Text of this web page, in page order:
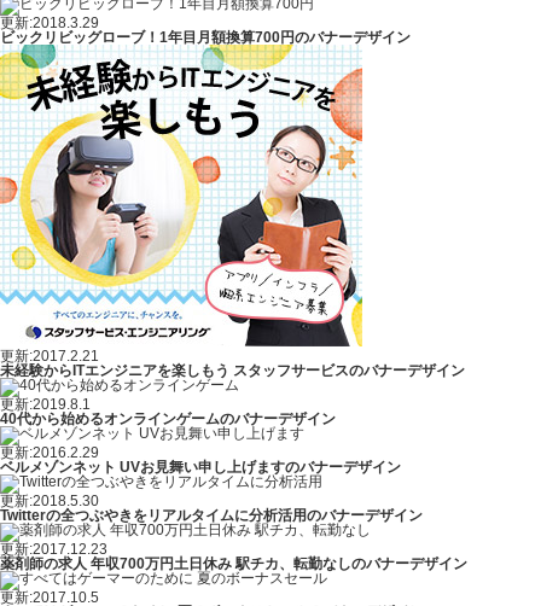
更新:2018.3.29
ビックリビッグローブ！1年目月額換算700円のバナーデザイン
更新:2017.2.21
未経験からITエンジニアを楽しもう スタッフサービスのバナーデザイン
更新:2019.8.1
40代から始めるオンラインゲームのバナーデザイン
更新:2016.2.29
ベルメゾンネット UVお見舞い申し上げますのバナーデザイン
更新:2018.5.30
Twitterの全つぶやきをリアルタイムに分析活用のバナーデザイン
更新:2017.12.23
薬剤師の求人 年収700万円土日休み 駅チカ、転勤なしのバナーデザイン
更新:2017.10.5